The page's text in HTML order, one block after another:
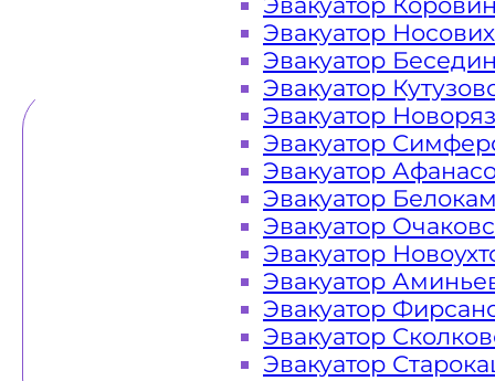
WHATSAPP
Эвакуатор
Эвакуатор
Эвакуатор
Эвакуатор
Эвакуатор
Эвакуатор
Эвакуатор
Эвакуатор
Эвакуатор
Эвакуатор
Эвакуатор
Эвакуатор
Эвакуатор